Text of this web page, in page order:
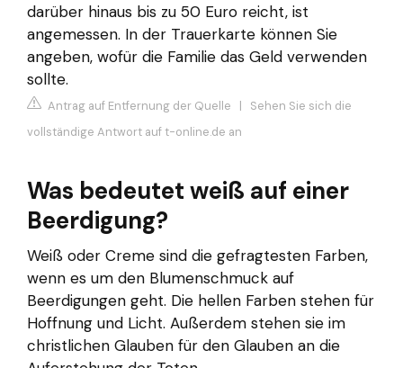
darüber hinaus bis zu 50 Euro reicht, ist
angemessen. In der Trauerkarte können Sie
angeben, wofür die Familie das Geld verwenden
sollte.
Antrag auf Entfernung der Quelle | Sehen Sie sich die
vollständige Antwort auf t-online.de an
Was bedeutet weiß auf einer
Beerdigung?
Weiß oder Creme sind die gefragtesten Farben,
wenn es um den Blumenschmuck auf
Beerdigungen geht. Die hellen Farben stehen für
Hoffnung und Licht. Außerdem stehen sie im
christlichen Glauben für den Glauben an die